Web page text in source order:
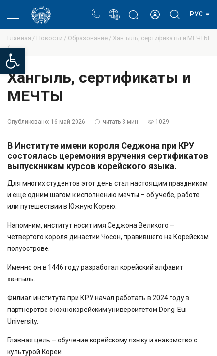
Open toolbar
РУС
Главная / Новости / Образование / Хангыль, сертификаты и МЕЧТЫ
/
Хангыль, сертификаты и
МЕЧТЫ
Опубликовано: 16 май 2026 читать 3 мин 1029
В Институте имени короля Седжона при КРУ
состоялась церемония вручения сертификатов
выпускникам курсов корейского языка.
Для многих студентов этот день стал настоящим праздником
и еще одним шагом к исполнению мечты – об учебе, работе
или путешествии в Южную Корею.
Напомним, институт носит имя Седжона Великого –
четвертого короля династии Чосон, правившего на Корейском
полуострове.
Именно он в 1446 году разработал корейский алфавит
хангыль.
Филиал института при КРУ начал работать в 2024 году в
партнерстве с южнокорейским университетом Dong-Eui
University.
Главная цель – обучение корейскому языку и знакомство с
культурой Кореи.